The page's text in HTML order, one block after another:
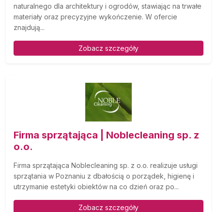
naturalnego dla architektury i ogrodów, stawiając na trwałe
materiały oraz precyzyjne wykończenie. W ofercie
znajdują...
Zobacz szczegóły
Firma sprzątająca | Noblecleaning sp. z
o.o.
Firma sprzątająca Noblecleaning sp. z o.o. realizuje usługi
sprzątania w Poznaniu z dbałością o porządek, higienę i
utrzymanie estetyki obiektów na co dzień oraz po...
Zobacz szczegóły